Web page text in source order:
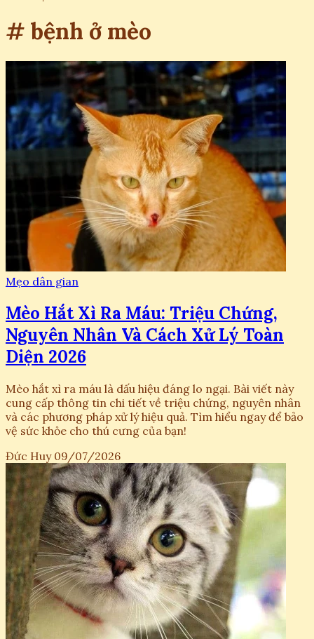
# bệnh ở mèo
Mẹo dân gian
Mèo Hắt Xì Ra Máu: Triệu Chứng,
Nguyên Nhân Và Cách Xử Lý Toàn
Diện 2026
Mèo hắt xì ra máu là dấu hiệu đáng lo ngại. Bài viết này
cung cấp thông tin chi tiết về triệu chứng, nguyên nhân
và các phương pháp xử lý hiệu quả. Tìm hiểu ngay để bảo
vệ sức khỏe cho thú cưng của bạn!
Đức Huy 09/07/2026